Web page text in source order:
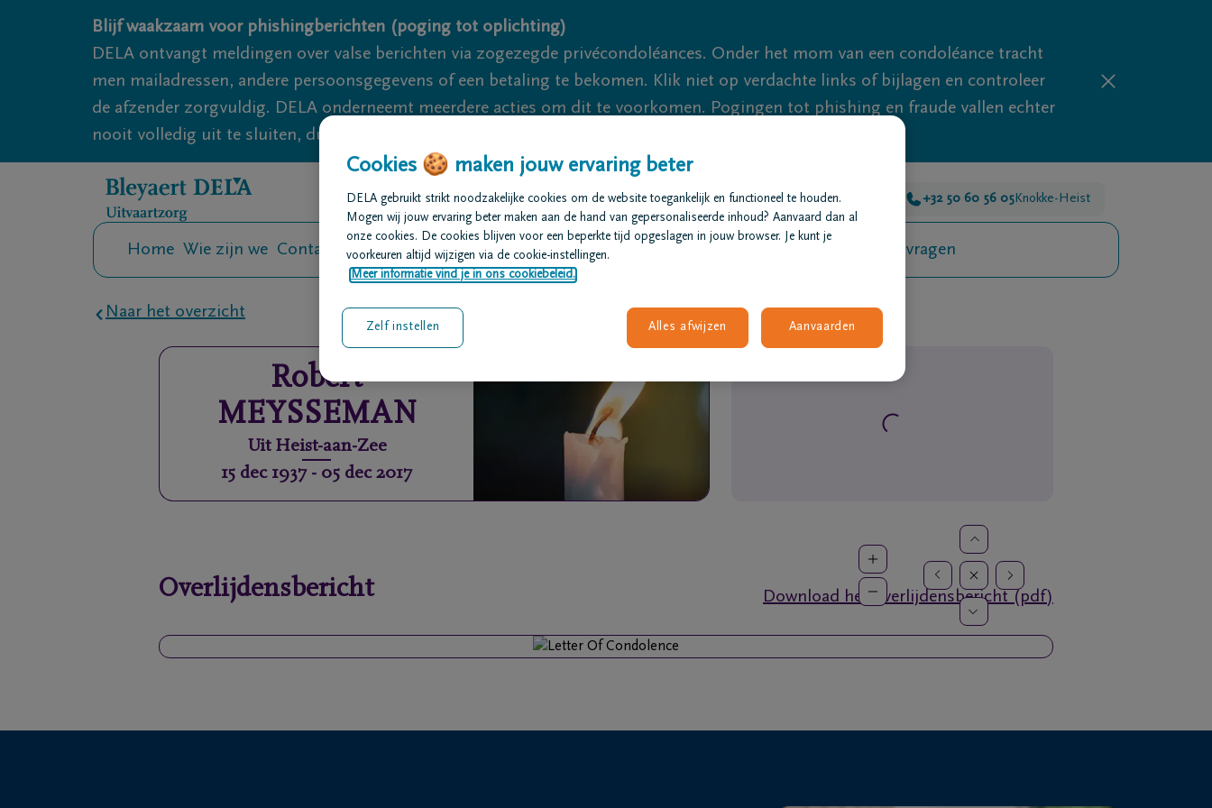
Overslaan en naar inhoud gaan
Blijf waakzaam voor phishingberichten (poging tot oplichting)
DELA ontvangt meldingen over valse berichten via zogezegde privécondoléances. Onder het mom van een condoléance tracht
men mailadressen, andere persoonsgegevens of een betaling te bekomen. Klik niet op verdachte links of bijlagen en controleer
de afzender zorgvuldig. DELA onderneemt meerdere acties om dit te voorkomen. Pogingen tot phishing en fraude vallen echter
nooit volledig uit te sluiten, dus blijf waakzaam.
We zijn er voor je 24u/24 +32 50 60 56 05Knokke-Heist
Home Wie zijn we Contact Uitvaart regelen Overlijdensberichten Veelgestelde vragen
Naar het overzicht
Robert
MEYSSEMAN
Uit Heist-aan-Zee
15 dec 1937- 05 dec 2017
Overlijdensbericht Download het overlijdensbericht (pdf)
Cookies 🍪 maken jouw ervaring beter
DELA gebruikt strikt noodzakelijke cookies om de website toegankelijk en functioneel te houden.
Mogen wij jouw ervaring beter maken aan de hand van gepersonaliseerde inhoud? Aanvaard dan al
onze cookies. De cookies blijven voor een beperkte tijd opgeslagen in jouw browser. Je kunt je
voorkeuren altijd wijzigen via de cookie-instellingen.
Meer informatie vind je in ons cookiebeleid.
Alles afwijzen Aanvaarden
Zelf instellen